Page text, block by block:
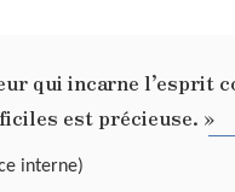
qui incarne l’esprit
est précieuse. »
interne)